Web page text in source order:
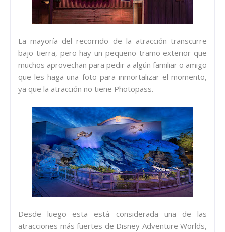
La mayoría del recorrido de la atracción transcurre
bajo tierra, pero hay un pequeño tramo exterior que
muchos aprovechan para pedir a algún familiar o amigo
que les haga una foto para inmortalizar el momento,
ya que la atracción no tiene Photopass.
Desde luego esta está considerada una de las
atracciones más fuertes de Disney Adventure Worlds,